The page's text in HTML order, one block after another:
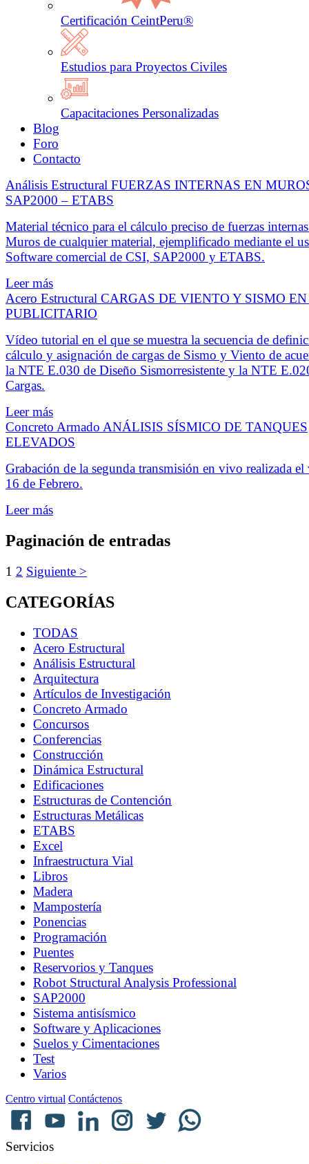
Certificación CeintPeru®
Estudios para Proyectos Civiles
Capacitaciones Personalizadas
Blog
Foro
Contacto
Análisis Estructural FUERZAS INTERNAS EN
SAP2000 – ETABS
Material técnico para el cálculo preciso de fuerzas
Muros de cualquier material, ejemplificado mediante el
Software comercial de CSI, SAP2000 y ETABS.
Leer más
Acero Estructural CARGAS DE VIENTO Y SISMO
PUBLICITARIO
Vídeo tutorial en el que se muestra la secuencia de
cálculo y asignación de cargas de Sismo y Viento de
la NTE E.030 de Diseño Sismorresistente y la NTE
Cargas.
Leer más
Concreto Armado ANÁLISIS SÍSMICO DE TANQUES
ELEVADOS
Grabación de la segunda transmisión en vivo realizada el
16 de Febrero.
Leer más
Paginación de entradas
1 2 Siguiente >
CATEGORÍAS
TODAS
Acero Estructural
Análisis Estructural
Arquitectura
Artículos de Investigación
Concreto Armado
Concursos
Conferencias
Construcción
Dinámica Estructural
Edificaciones
Estructuras de Contención
Estructuras Metálicas
ETABS
Excel
Infraestructura Vial
Libros
Madera
Mampostería
Ponencias
Programación
Puentes
Reservorios y Tanques
Robot Structural Analysis Professional
SAP2000
Sistema antisísmico
Software y Aplicaciones
Suelos y Cimentaciones
Test
Varios
Centro virtual Contáctenos
Servicios